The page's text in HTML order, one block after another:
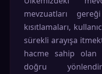
mevzuatları
kısıtlamaları,
sürekli arayışa
hacme sahip olan
doğru